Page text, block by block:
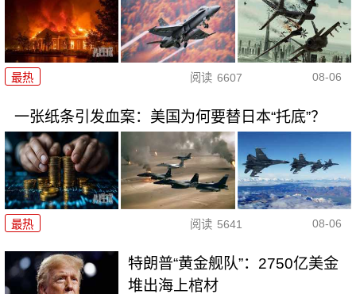
最热 阅读 6607 08-06
一张纸条引发血案：美国为何要替日本“托底”？
最热 阅读 5641 08-06
特朗普“黄金舰队”：2750亿美金
堆出海上棺材